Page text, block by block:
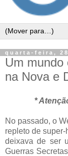
quarta-feira,
Um mundo
na Nova e
*
No passado, o
repleto de
deixava de ser
Guerras